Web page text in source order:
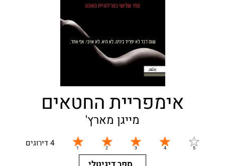
אימפריית החטאים
מייגן מארץ'
4 דירוגים